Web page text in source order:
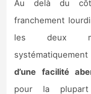
Au delà du
franchement
les deux
systématiquement
d’une facilité
pour la